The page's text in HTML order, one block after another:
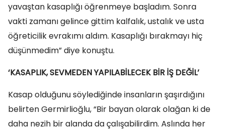
yavaştan kasaplığı öğrenmeye başladım. Sonra
vakti zamanı gelince gittim kalfalık, ustalık ve usta
öğreticilik evrakımı aldım. Kasaplığı bırakmayı hiç
düşünmedim” diye konuştu.
‘KASAPLIK, SEVMEDEN YAPILABİLECEK BİR İŞ DEĞİL’
Kasap olduğunu söylediğinde insanların şaşırdığını
belirten Germirlioğlu, “Bir bayan olarak olağan ki de
daha nezih bir alanda da çalışabilirdim. Aslında her